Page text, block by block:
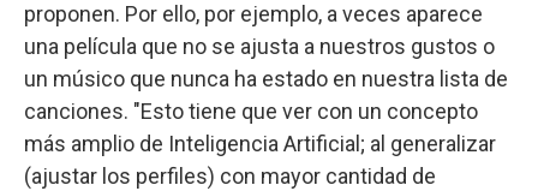
proponen. Por ello, por ejemplo, a veces aparece
una película que no se ajusta a nuestros gustos o
un músico que nunca ha estado en nuestra lista de
canciones. "Esto tiene que ver con un concepto
más amplio de Inteligencia Artificial; al generalizar
(ajustar los perfiles) con mayor cantidad de